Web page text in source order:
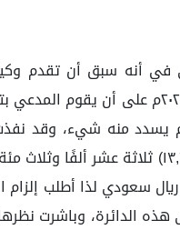
أنه سبق أن تقدم وكيل